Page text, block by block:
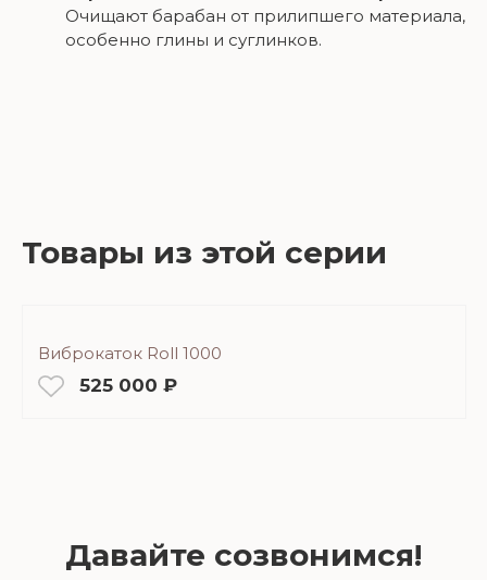
Очищают барабан от прилипшего материала,
особенно глины и суглинков.
Товары из этой серии
Виброкаток Roll 1000
525 000 ₽
Давайте созвонимся!